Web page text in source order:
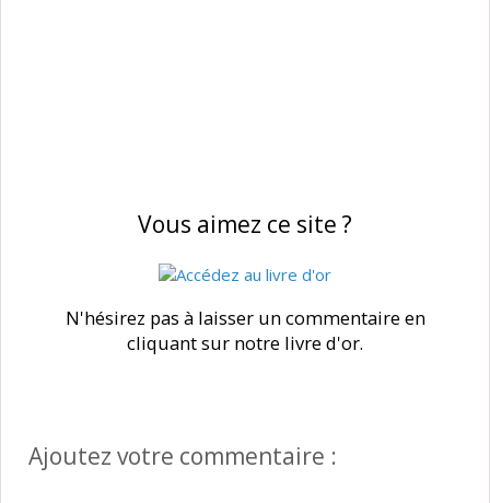
Vous aimez ce site ?
N'hésirez pas à laisser un commentaire en
cliquant sur notre livre d'or.
Ajoutez votre commentaire :